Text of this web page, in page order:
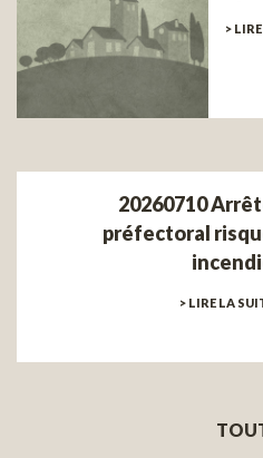
>
20260710
préfectoral
> LIRE LA